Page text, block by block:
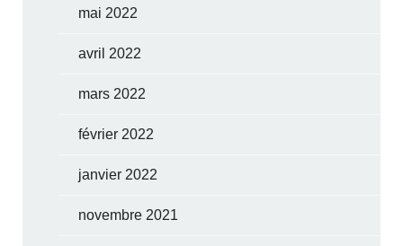
mai 2022
avril 2022
mars 2022
février 2022
janvier 2022
novembre 2021